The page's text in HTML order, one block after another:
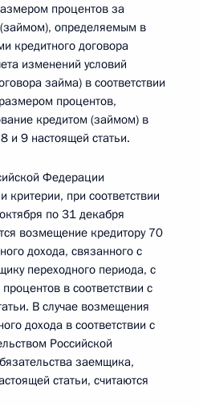
процентов за
определяемым в
кредитного договора
изменений условий
займа) в соответствии
процентов,
кредитом (займом) в
и 9 настоящей статьи.
Федерации
критерии, при соответствии
по 31 декабря
возмещение кредитору 70
дохода, связанного с
переходного периода, с
в соответствии с
В случае возмещения
дохода в соответствии с
Российской
заемщика,
статьи, считаются